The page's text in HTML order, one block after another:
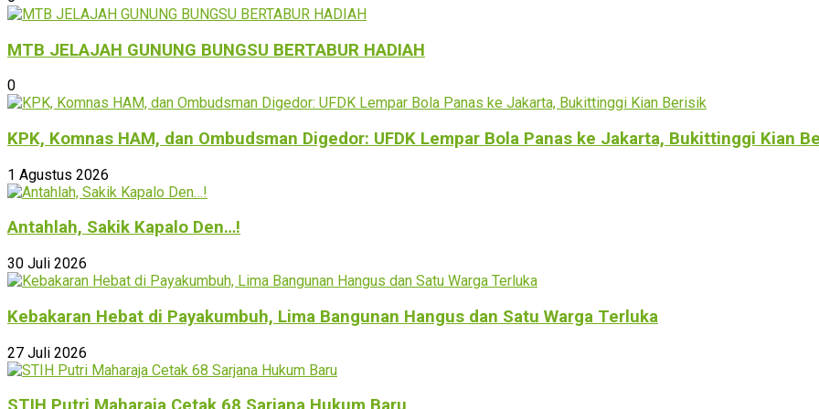
MTB JELAJAH GUNUNG BUNGSU BERTABUR HADIAH
0
KPK, Komnas HAM, dan Ombudsman Digedor: UFDK Lempar Bola Panas ke Jakarta, Bukittinggi Kian
1 Agustus 2026
Antahlah, Sakik Kapalo Den…!
30 Juli 2026
Kebakaran Hebat di Payakumbuh, Lima Bangunan Hangus dan Satu Warga Terluka
27 Juli 2026